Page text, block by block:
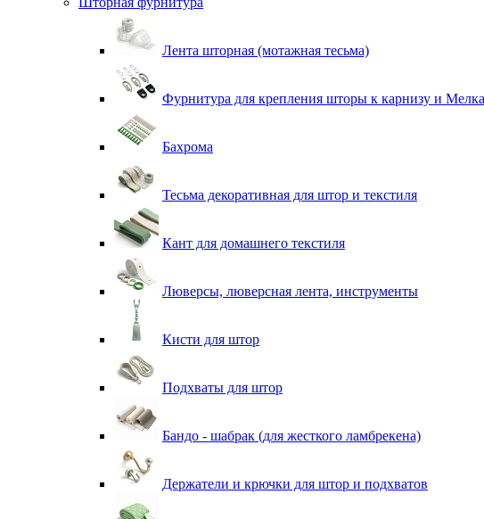
Лента шторная (мотажная тесьма)
Фурнитура для крепления шторы к карнизу и
Бахрома
Тесьма декоративная для штор и текстиля
Кант для домашнего текстиля
Люверсы, люверсная лента, инструменты
Кисти для штор
Подхваты для штор
Бандо - шабрак (для жесткого ламбрекена)
Держатели и крючки для штор и подхватов